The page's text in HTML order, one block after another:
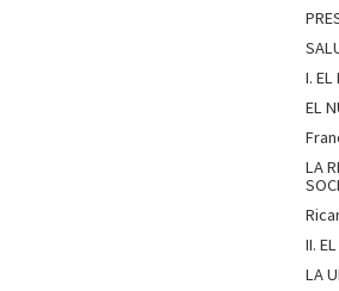
I. EL
EL
LA
II.
LA